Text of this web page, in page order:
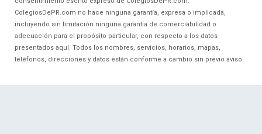
ColegiosDePR.com no hace ninguna garantía, expresa o implicada,
incluyendo sin limitación ninguna garantía de comerciabilidad o
adecuación para el propósito particular, con respecto a los datos
presentados aquí. Todos los nombres, servicios, horarios, mapas,
teléfonos, direcciones y datos están conforme a cambio sin previo aviso.